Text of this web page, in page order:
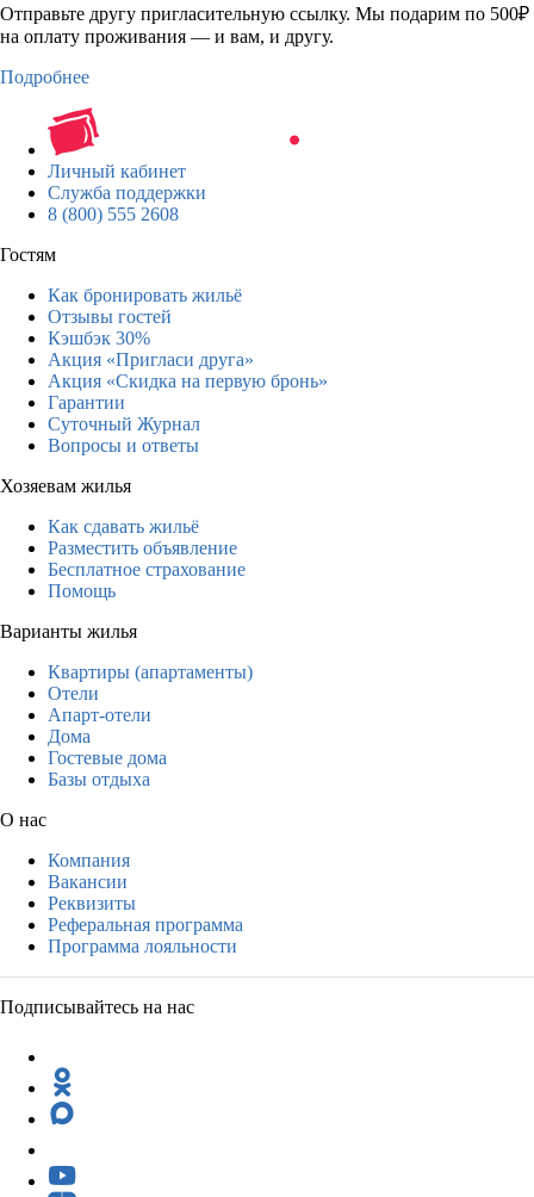
Отправьте другу пригласительную ссылку. Мы подарим по 500₽
на оплату проживания — и вам, и другу.
Подробнее
Личный кабинет
Служба поддержки
8 (800) 555 2608
Гостям
Как бронировать жильё
Отзывы гостей
Кэшбэк 30%
Акция «Пригласи друга»
Акция «Скидка на первую бронь»
Гарантии
Суточный Журнал
Вопросы и ответы
Хозяевам жилья
Как сдавать жильё
Разместить объявление
Бесплатное страхование
Помощь
Варианты жилья
Квартиры (апартаменты)
Отели
Апарт-отели
Дома
Гостевые дома
Базы отдыха
О нас
Компания
Вакансии
Реквизиты
Реферальная программа
Программа лояльности
Подписывайтесь на нас